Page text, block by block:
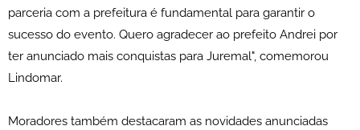
parceria com a prefeitura é fundamental para garantir o
sucesso do evento. Quero agradecer ao prefeito Andrei por
ter anunciado mais conquistas para Juremal", comemorou
Lindomar.
Moradores também destacaram as novidades anunciadas